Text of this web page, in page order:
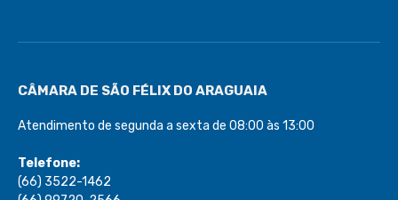
CÂMARA DE SÃO FÉLIX DO ARAGUAIA
Atendimento de segunda a sexta de 08:00 às 13:00
Telefone:
(66) 3522-1462